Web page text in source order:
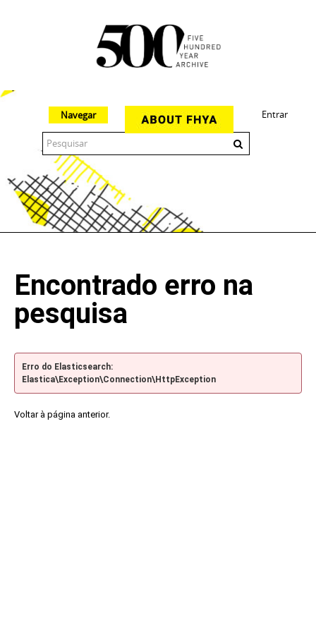
Entrar
Navegar
Encontrado erro na
pesquisa
Erro do Elasticsearch:
Elastica\Exception\Connection\HttpException
Voltar à página anterior.